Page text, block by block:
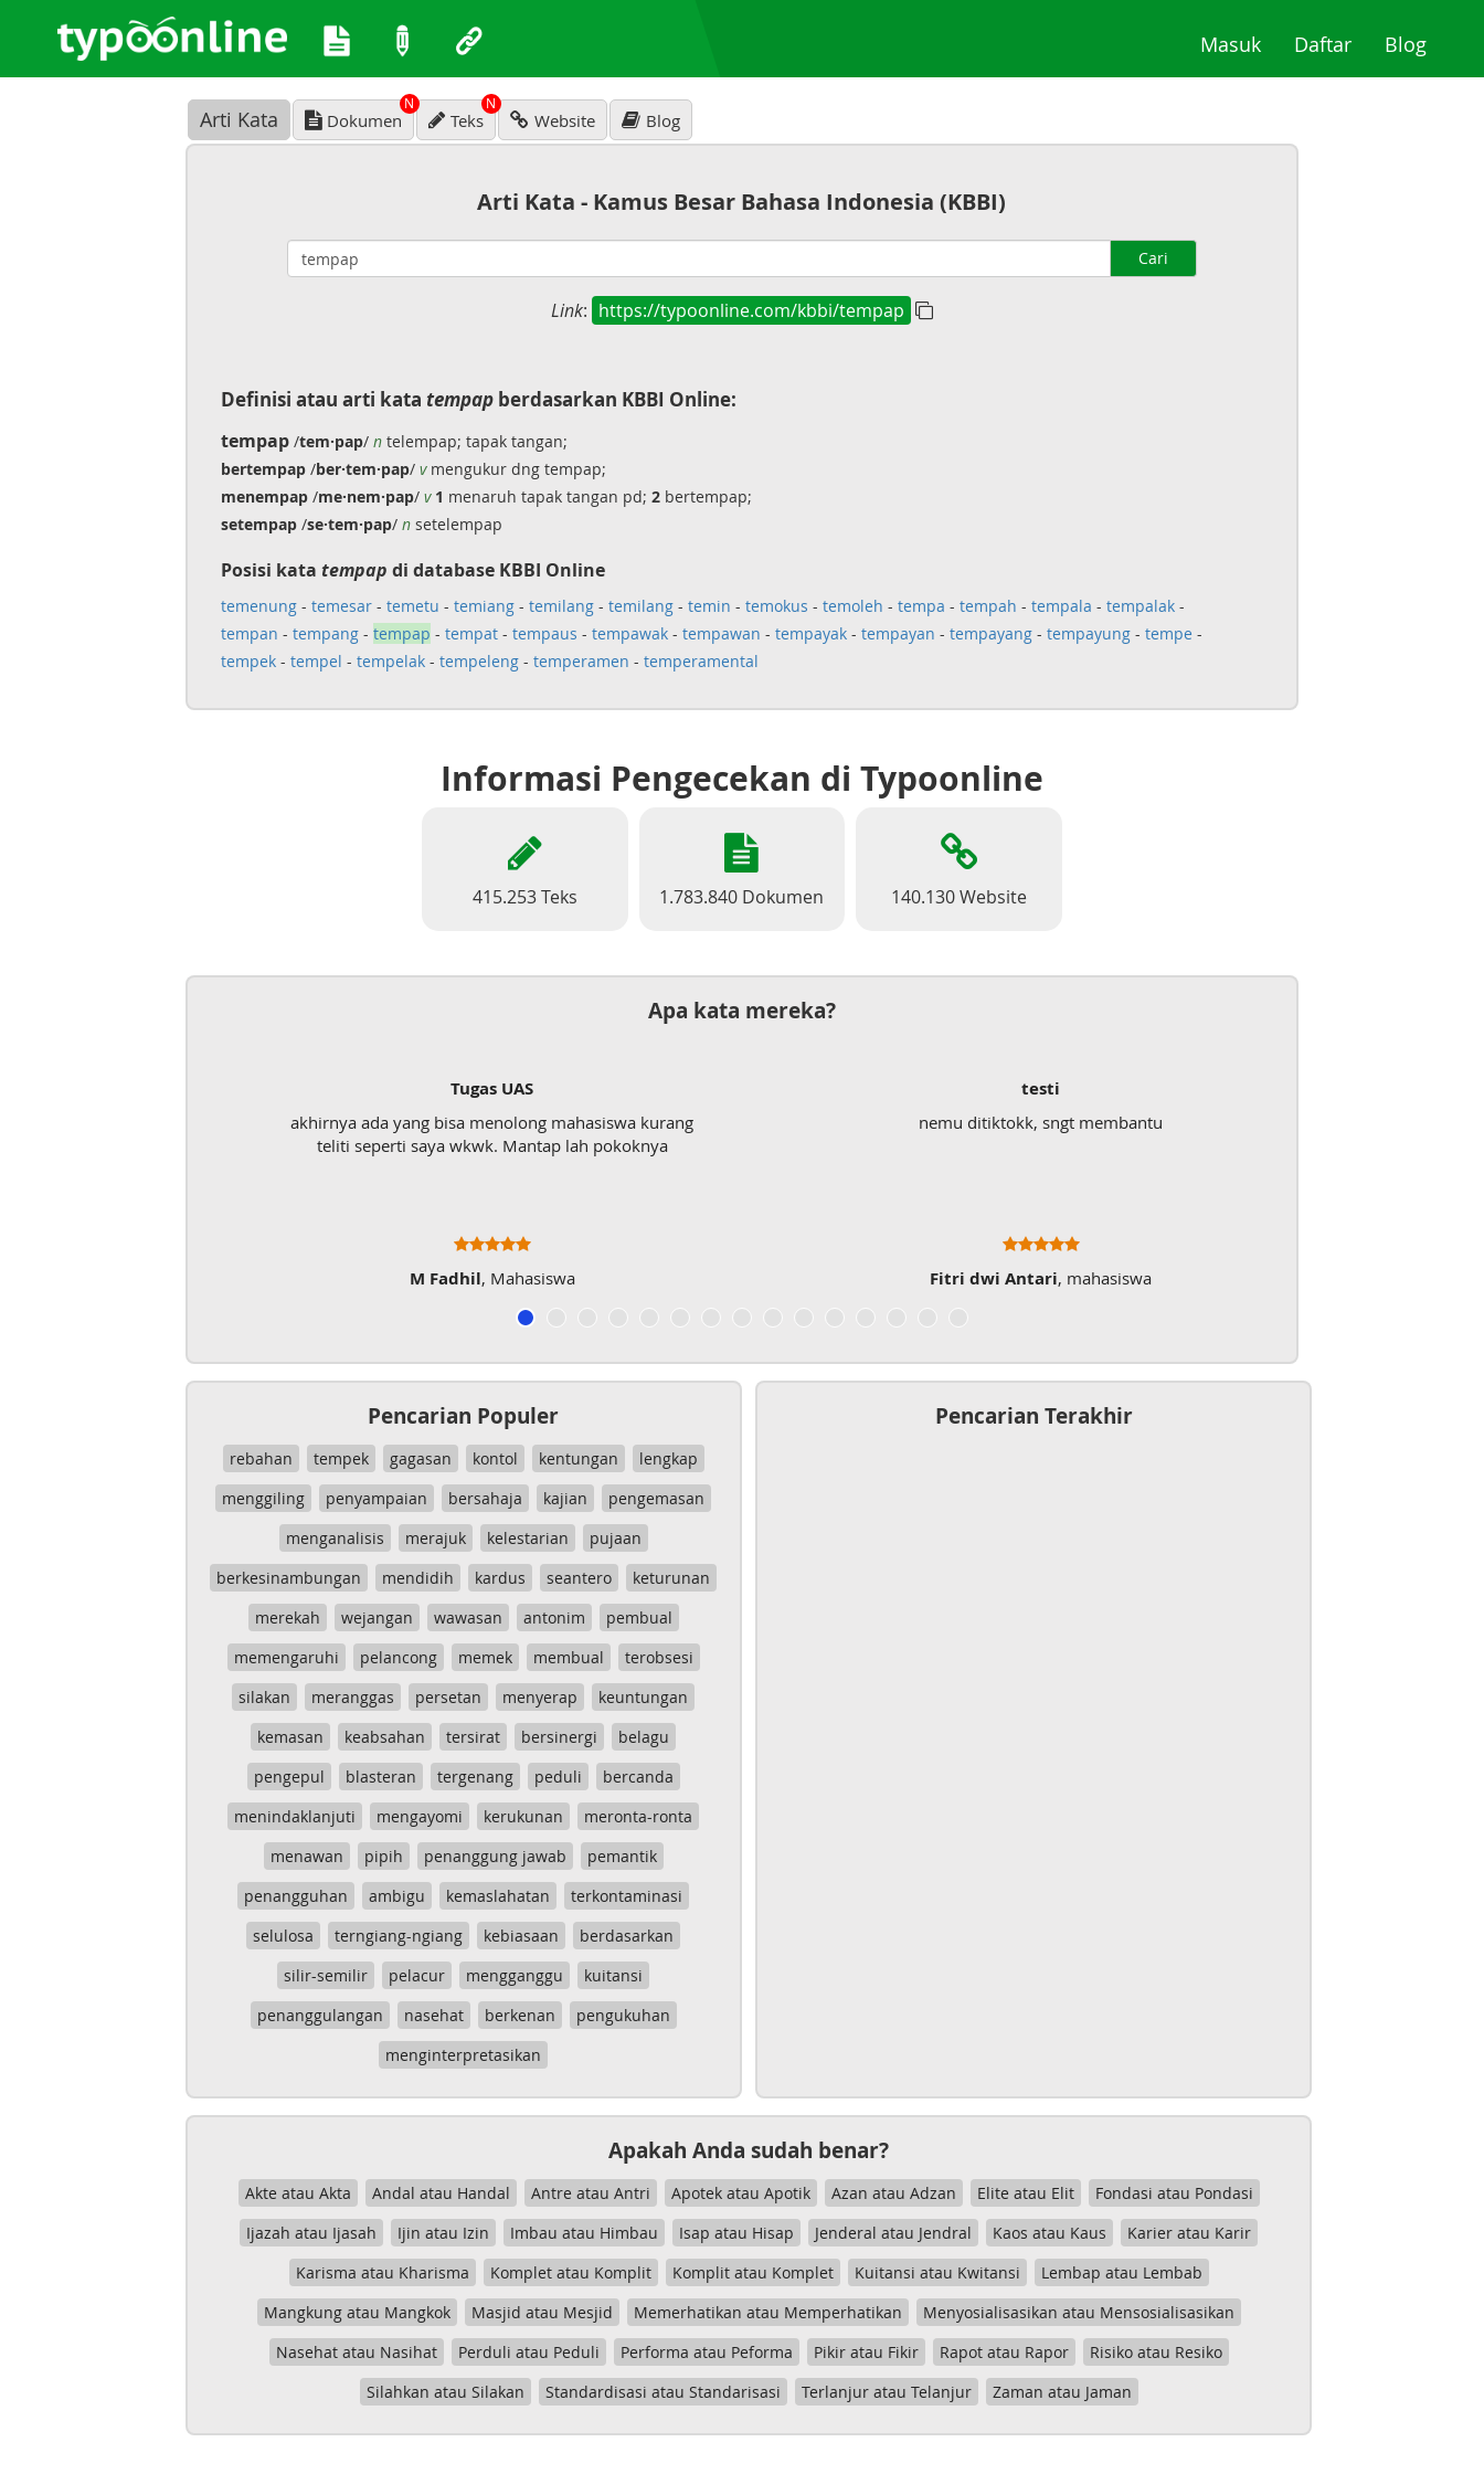
Masuk(current)
Daftar(current)
Blog
Arti Kata Dokumen
N
Teks
N
Website Blog
Arti Kata - Kamus Besar Bahasa Indonesia (KBBI)
Cari
Link: https://typoonline.com/kbbi/tempap
Definisi atau arti kata tempapberdasarkan KBBI Online:
tempap/tem·pap/ ntelempap; tapak tangan;
bertempap/ber·tem·pap/ vmengukur dng tempap;
menempap/me·nem·pap/ v 1 menaruh tapak tangan pd; 2bertempap;
setempap/se·tem·pap/ nsetelempap
Posisi kata tempap di database KBBI Online
temenung- temesar- temetu - temiang- temilang- temilang- temin - temokus - temoleh - tempa - tempah - tempala - tempalak-
tempan - tempang- tempap - tempat- tempaus - tempawak- tempawan - tempayak- tempayan - tempayang- tempayung- tempe -
tempek- tempel - tempelak- tempeleng- temperamen - temperamental
Informasi Pengecekan di Typoonline
415.253 Teks 1.783.840 Dokumen 140.130 Website
Apa kata mereka?
Tugas UAS
akhirnya ada yang bisa menolong mahasiswa kurang
teliti seperti saya wkwk. Mantap lah pokoknya
M Fadhil, Mahasiswa
testi
nemu ditiktokk, sngt membantu
Fitri dwi Antari, mahasiswa
Pencarian Populer
rebahan tempek gagasan kontol kentungan
lengkap
menggiling
penyampaian bersahaja kajian
pengemasan
menganalisis
merajuk kelestarian
pujaan
berkesinambungan
mendidih kardus seantero
keturunan
merekah
wejangan wawasan antonim
pembual
memengaruhi
pelancong memek membual
terobsesi
silakan
meranggas persetan menyerap
keuntungan
kemasan
keabsahan tersirat bersinergi
belagu
pengepul
blasteran tergenang peduli
bercanda
menindaklanjuti
mengayomi kerukunan
meronta-ronta
menawan
pipih penanggung jawab
pemantik
penangguhan
ambigu kemaslahatan
terkontaminasi
selulosa
terngiang-ngiang kebiasaan
berdasarkan
silir-semilir
pelacur mengganggu
kuitansi
penanggulangan
nasehat berkenan
pengukuhan
menginterpretasikan
Pencarian Terakhir
Apakah Anda sudah benar?
Akte atau Akta Andal atau Handal Antre atau Antri Apotek atau Apotik Azan atau Adzan Elite atau Elit
Fondasi atau Pondasi
Ijazah atau Ijasah
Ijin atau Izin Imbau atau Himbau Isap atau Hisap Jenderal atau Jendral Kaos atau Kaus
Karier atau Karir
Karisma atau Kharisma
Komplet atau Komplit Komplit atau Komplet Kuitansi atau Kwitansi
Lembap atau Lembab
Mangkung atau Mangkok
Masjid atau Mesjid Memerhatikan atau Memperhatikan
Menyosialisasikan atau Mensosialisasikan
Nasehat atau Nasihat
Perduli atau Peduli Performa atau Peforma Pikir atau Fikir Rapot atau Rapor
Risiko atau Resiko
Silahkan atau Silakan
Standardisasi atau Standarisasi Terlanjur atau Telanjur Zaman atau Jaman